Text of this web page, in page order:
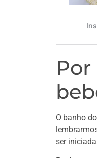
O banho
ser